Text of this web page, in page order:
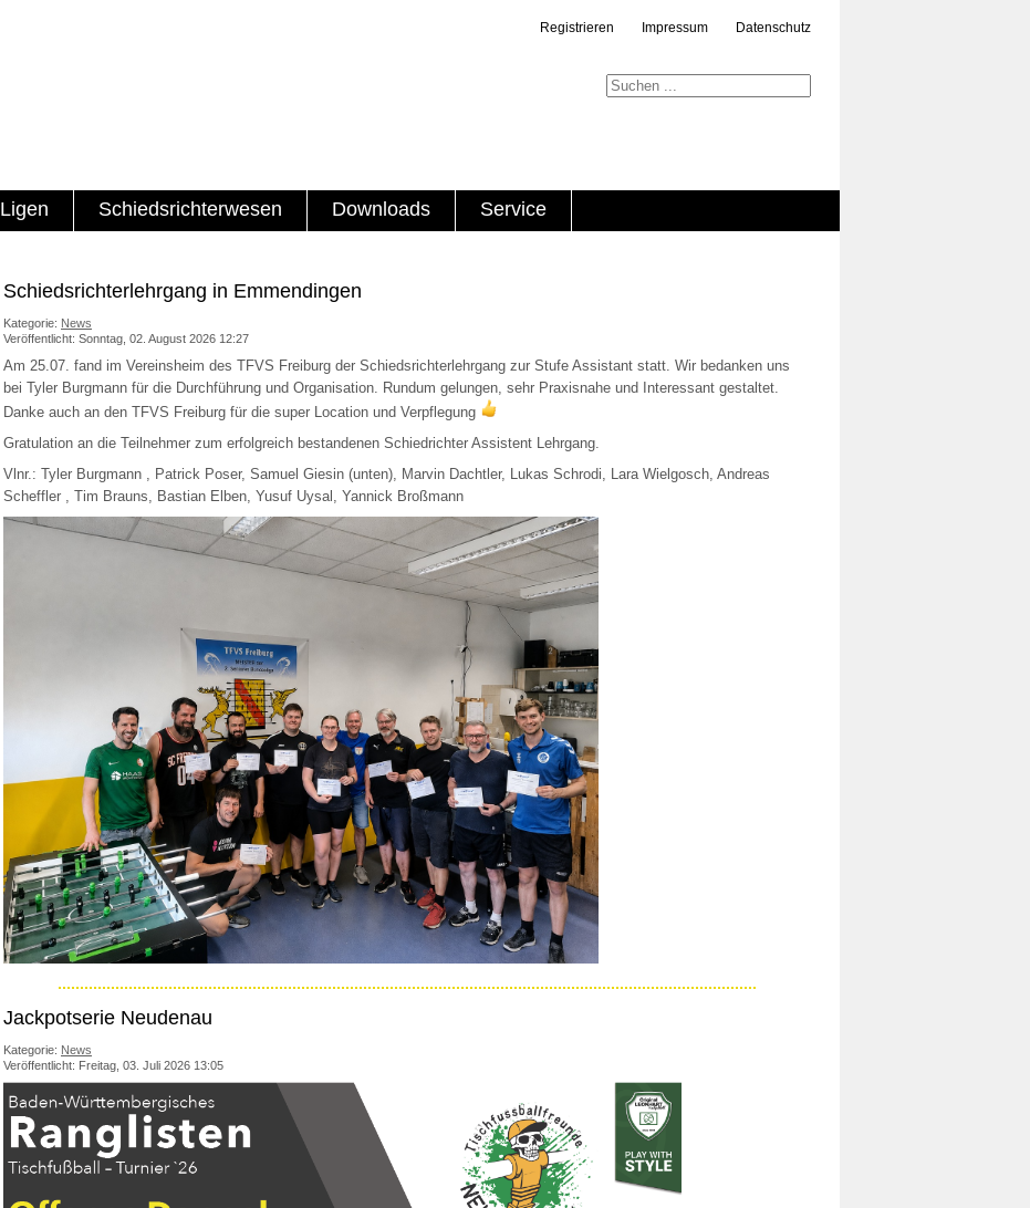
Registrieren Impressum Datenschutz
Ligen Schiedsrichterwesen Downloads Service
Schiedsrichterlehrgang in Emmendingen
Kategorie: News
Veröffentlicht: Sonntag, 02. August 2026 12:27
Am 25.07. fand im Vereinsheim des TFVS Freiburg der Schiedsrichterlehrgang zur Stufe Assistant statt. Wir bedanken uns
bei Tyler Burgmann für die Durchführung und Organisation. Rundum gelungen, sehr Praxisnahe und Interessant gestaltet.
Danke auch an den TFVS Freiburg für die super Location und Verpflegung
Gratulation an die Teilnehmer zum erfolgreich bestandenen Schiedrichter Assistent Lehrgang.
Vlnr.: Tyler Burgmann , Patrick Poser, Samuel Giesin (unten), Marvin Dachtler, Lukas Schrodi, Lara Wielgosch, Andreas
Scheffler , Tim Brauns, Bastian Elben, Yusuf Uysal, Yannick Broßmann
Jackpotserie Neudenau
Kategorie: News
Veröffentlicht: Freitag, 03. Juli 2026 13:05